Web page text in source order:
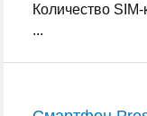
Количество SIM-
...